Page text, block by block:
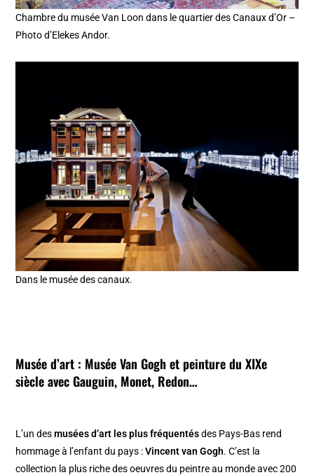
Chambre du musée Van Loon dans le quartier des Canaux d’Or –
Photo d’Elekes Andor.
Dans le musée des canaux.
Musée d’art : Musée Van Gogh et peinture du XIXe
siècle avec Gauguin, Monet, Redon…
L’un desmusées d’art les plus fréquentésdes Pays-Bas rend
hommage à l’enfant du pays :Vincent van Gogh. C’est la
collection la plus riche des oeuvres du peintre au monde avec 200